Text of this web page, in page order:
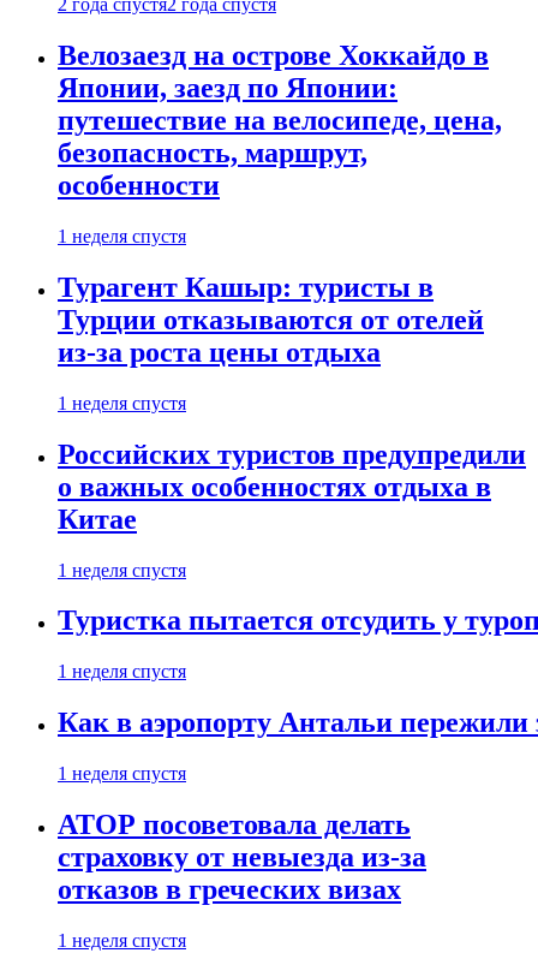
2 года спустя2 года спустя
Велозаезд на острове Хоккайдо в
Японии, заезд по Японии:
путешествие на велосипеде, цена,
безопасность, маршрут,
особенности
1 неделя спустя
Турагент Кашыр: туристы в
Турции отказываются от отелей
из-за роста цены отдыха
1 неделя спустя
Российских туристов предупредили
о важных особенностях отдыха в
Китае
1 неделя спустя
Туристка пытается отсудить у
1 неделя спустя
Как в аэропорту Антальи
1 неделя спустя
АТОР посоветовала делать
страховку от невыезда из-за
отказов в греческих визах
1 неделя спустя